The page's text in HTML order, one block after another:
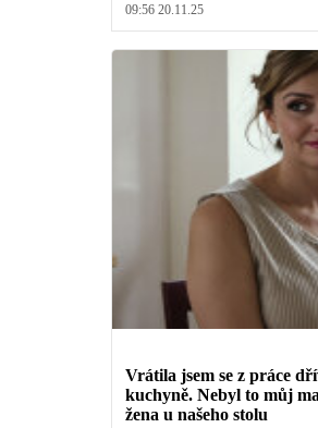
09:56 20.11.25
Vrátila jsem se z práce
kuchyně. Nebyl to můj
žena u našeho stolu